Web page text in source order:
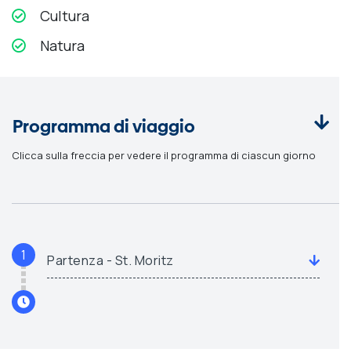
Cultura
Natura
Programma di viaggio
Clicca sulla freccia per vedere il programma di ciascun giorno
1 Partenza - St. Moritz